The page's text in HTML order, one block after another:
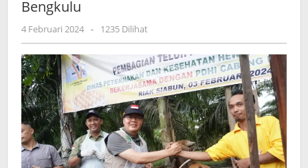
Bengkulu
Bengkulu
4 Februari 2024 oleh
admin
- 1235 Dilihat